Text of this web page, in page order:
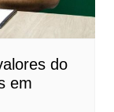
do
em